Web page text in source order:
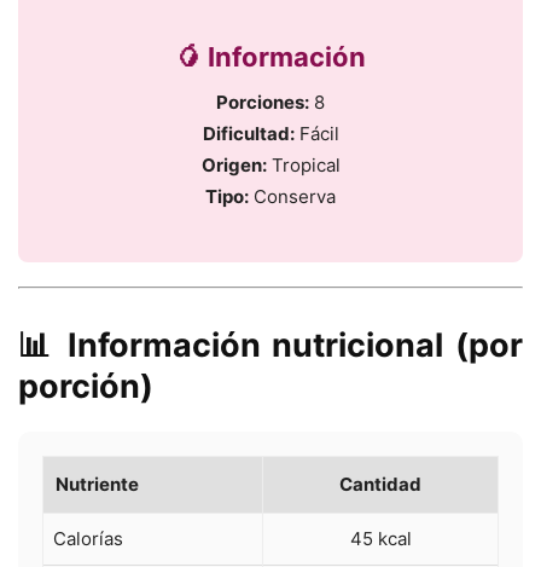
🥭 Información
Porciones: 8
Dificultad:Fácil
Origen:Tropical
Tipo: Conserva
📊 Información nutricional (por
porción)
Nutriente Cantidad
Calorías 45 kcal